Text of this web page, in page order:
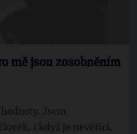
mě jsou zosobněním
Jsem
i když je nevěřící,